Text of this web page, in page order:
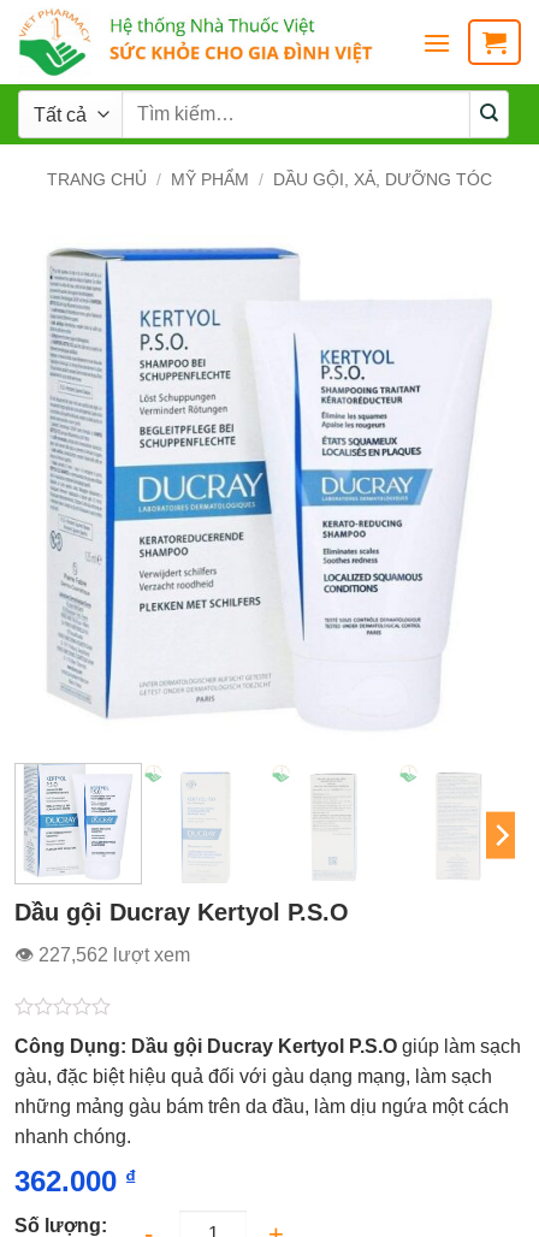
TRANG CHỦ / MỸ PHẨM / DẦU GỘI, XẢ, DƯỠNG TÓC
Dầu gội Ducray Kertyol P.S.O
👁 227,562 lượt xem
Được
xếp
hạng
0.0
5
sao
Công Dụng: Dầu gội Ducray Kertyol P.S.O giúp làm sạch
gàu, đặc biệt hiệu quả đối với gàu dạng mạng, làm sạch
những mảng gàu bám trên da đầu, làm dịu ngứa một cách
nhanh chóng.
362.000 ₫
Số lượng: